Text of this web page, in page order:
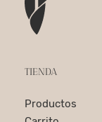
TIENDA
Productos